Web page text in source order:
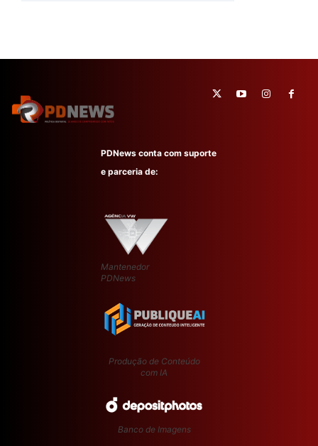
PDNews conta com suporte
e parceria de:
Mantenedor
PDNews
Produção de Conteúdo
com IA
Banco de Imagens